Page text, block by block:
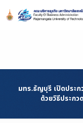
Content
มทร.ธัญบุรี เปิดประ
ด้วยวิธีประก